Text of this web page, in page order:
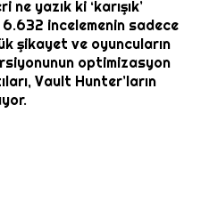
yazık ki ‘karışık’
incelemenin sadece
şikayet ve oyuncuların
optimizasyon
Vault Hunter’ların